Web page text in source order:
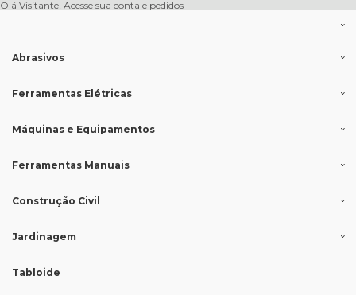
Olá Visitante! Acesse sua conta e pedidos
Abrasivos
Ferramentas Elétricas
Máquinas e Equipamentos
Ferramentas Manuais
Construção Civil
Jardinagem
Tabloide